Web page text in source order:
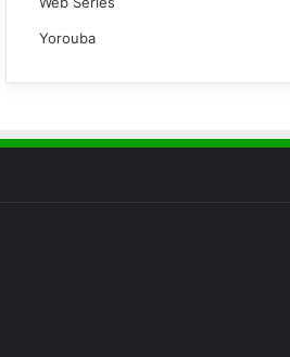
Yorouba